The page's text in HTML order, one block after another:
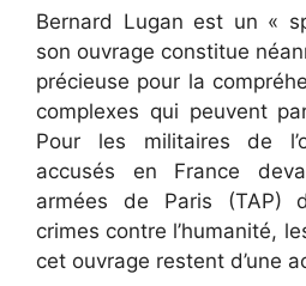
Bernard Lugan est un «
son ouvrage constitue
précieuse pour la
complexes qui peuvent
Pour les militaires de
accusés en France
armées de Paris (TAP)
crimes contre l’humanité,
cet ouvrage restent d’une